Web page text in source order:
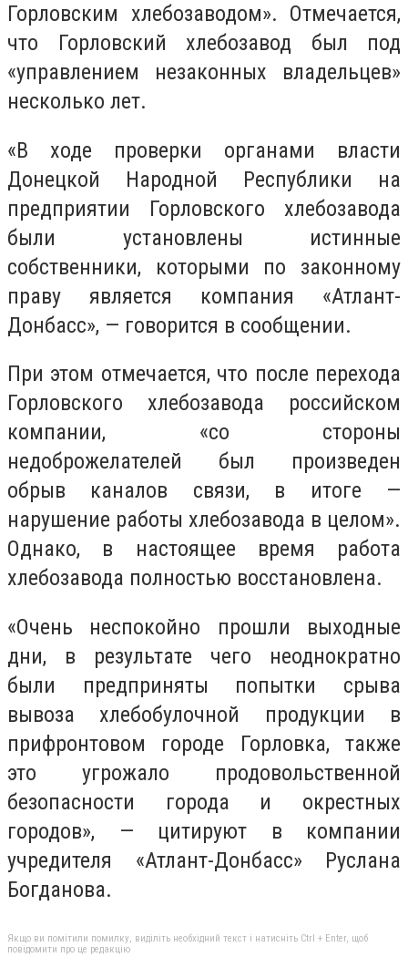
Горловским хлебозаводом». Отмечается,
что Горловский хлебозавод был под
«управлением незаконных владельцев»
несколько лет.
«В ходе проверки органами власти
Донецкой Народной Республики на
предприятии Горловского хлебозавода
были установлены истинные
собственники, которыми по законному
праву является компания «Атлант-
Донбасс», — говорится в сообщении.
При этом отмечается, что после перехода
Горловского хлебозавода российском
компании, «со стороны
недоброжелателей был произведен
обрыв каналов связи, в итоге —
нарушение работы хлебозавода в целом».
Однако, в настоящее время работа
хлебозавода полностью восстановлена.
«Очень неспокойно прошли выходные
дни, в результате чего неоднократно
были предприняты попытки срыва
вывоза хлебобулочной продукции в
прифронтовом городе Горловка, также
это угрожало продовольственной
безопасности города и окрестных
городов», — цитируют в компании
учредителя «Атлант-Донбасс» Руслана
Богданова.
Якщо ви помітили помилку, виділіть необхідний текст і натисніть Ctrl + Enter, щоб
повідомити про це редакцію